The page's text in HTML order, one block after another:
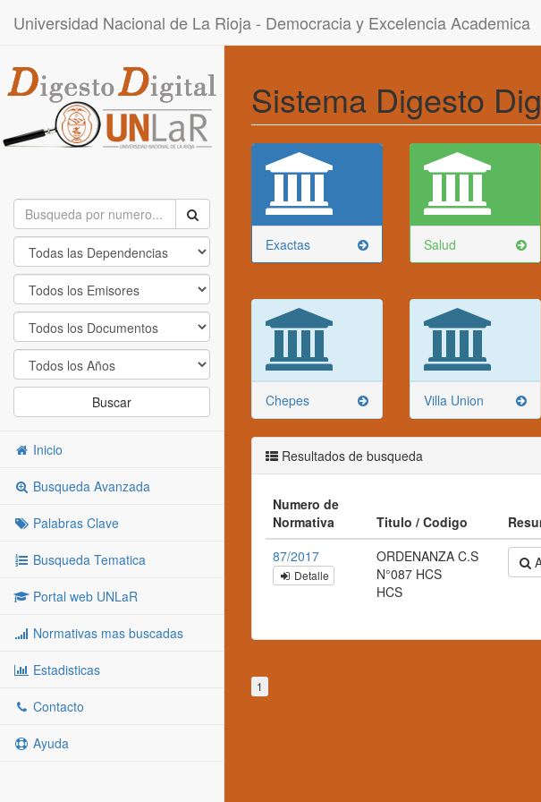
Universidad Nacional de La Rioja - Democracia y Excelencia Academica
Buscar
Inicio
Busqueda Avanzada
Palabras Clave
Busqueda Tematica
Portal web UNLaR
Normativas mas buscadas
Estadisticas
Contacto
Ayuda
Sistema Digesto
Exactas Salud
Chepes Villa Union
Resultados de busqueda
Numero de
Normativa
Titulo / Codigo
87/2017
Detalle
ORDENANZA C.S
N°087 HCS
HCS
1